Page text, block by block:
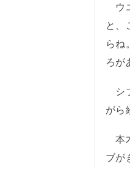
ウ
と、
らね
ろが
シ
がら
本
ブが